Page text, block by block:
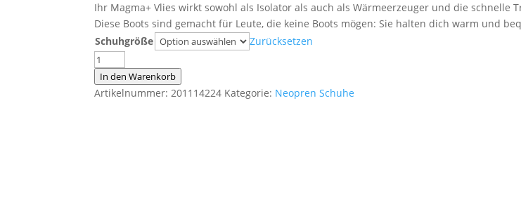
Ihr Magma+ Vlies wirkt sowohl als Isolator als auch als Wärmeerzeuger und die schnelle
Diese Boots sind gemacht für Leute, die keine Boots mögen: Sie halten dich warm und
Schuhgröße
Zurücksetzen
Manera
Magma
Boots
In den Warenkorb
Artikelnummer:201114224 Kategorie: Neopren Schuhe